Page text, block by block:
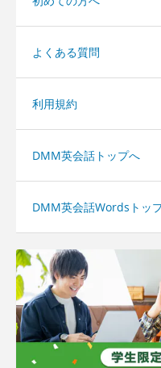
よくある質問
利用規約
DMM英会話トップへ
DMM英会話Wordsトッ